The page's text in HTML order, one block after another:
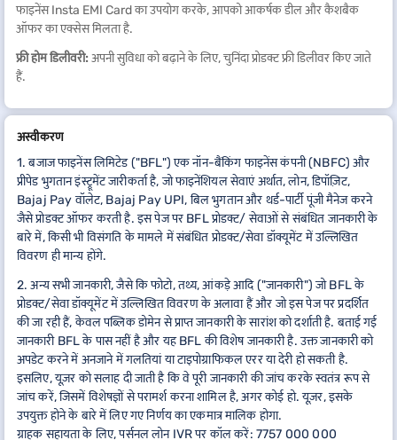
फाइनेंस Insta EMI Card का उपयोग करके, आपको आकर्षक डील और कैशबैक
ऑफर का एक्सेस मिलता है.
फ्री होम डिलीवरी: अपनी सुविधा को बढ़ाने के लिए, चुनिंदा प्रोडक्ट फ्री डिलीवर किए जाते
हैं.
अस्वीकरण
1. बजाज फाइनेंस लिमिटेड ("BFL") एक नॉन-बैंकिंग फाइनेंस कंपनी (NBFC) और
प्रीपेड भुगतान इंस्ट्रूमेंट जारीकर्ता है, जो फाइनेंशियल सेवाएं अर्थात, लोन, डिपॉज़िट,
Bajaj Pay वॉलेट, Bajaj Pay UPI, बिल भुगतान और थर्ड-पार्टी पूंजी मैनेज करने
जैसे प्रोडक्ट ऑफर करती है. इस पेज पर BFL प्रोडक्ट/ सेवाओं से संबंधित जानकारी के
बारे में, किसी भी विसंगति के मामले में संबंधित प्रोडक्ट/सेवा डॉक्यूमेंट में उल्लिखित
विवरण ही मान्य होंगे.
2. अन्य सभी जानकारी, जैसे कि फोटो, तथ्य, आंकड़े आदि ("जानकारी") जो BFL के
प्रोडक्ट/सेवा डॉक्यूमेंट में उल्लिखित विवरण के अलावा हैं और जो इस पेज पर प्रदर्शित
की जा रही हैं, केवल पब्लिक डोमेन से प्राप्त जानकारी के सारांश को दर्शाती है. बताई गई
जानकारी BFL के पास नहीं है और यह BFL की विशेष जानकारी है. उक्त जानकारी को
अपडेट करने में अनजाने में गलतियां या टाइपोग्राफिकल एरर या देरी हो सकती है.
इसलिए, यूज़र को सलाह दी जाती है कि वे पूरी जानकारी की जांच करके स्वतंत्र रूप से
जांच करें, जिसमें विशेषज्ञों से परामर्श करना शामिल है, अगर कोई हो. यूज़र, इसके
उपयुक्त होने के बारे में लिए गए निर्णय का एकमात्र मालिक होगा.
ग्राहक सहायता के लिए, पर्सनल लोन IVR पर कॉल करें: 7757 000 000